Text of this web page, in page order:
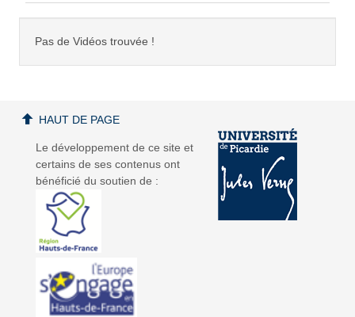
Pas de Vidéos trouvée !
Le développement de ce site et
certains de ses contenus ont
bénéficié du soutien de :
HAUT DE PAGE